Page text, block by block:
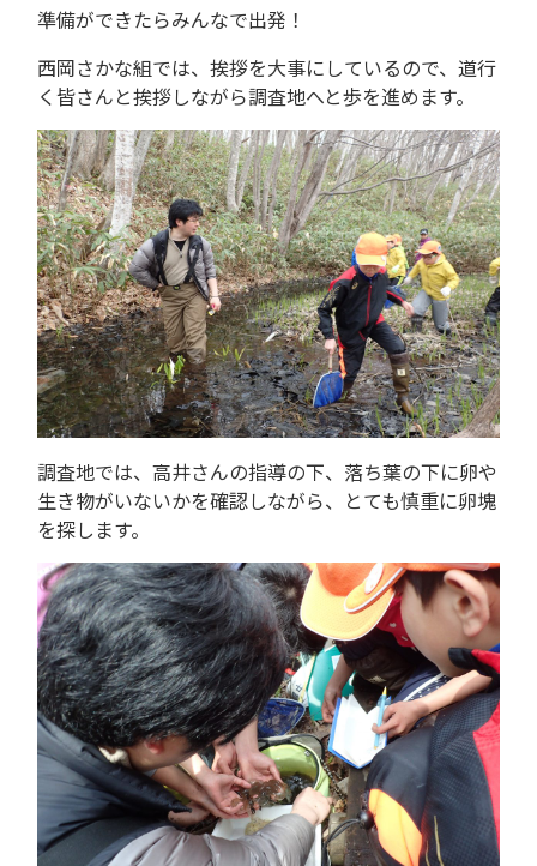
準備ができたらみんなで出発！
西岡さかな組では、挨拶を大事にしているので、道行
く皆さんと挨拶しながら調査地へと歩を進めます。
調査地では、高井さんの指導の下、落ち葉の下に卵や
生き物がいないかを確認しながら、とても慎重に卵塊
を探します。